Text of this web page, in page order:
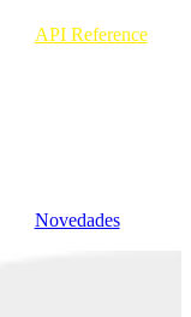
API Reference
Novedades